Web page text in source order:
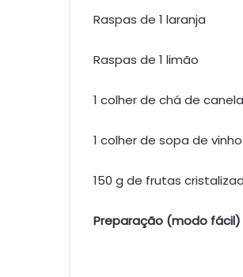
Raspas de 1 laranja
Raspas de 1 limão
1 colher de chá de canela
1 colher de sopa de
150 g de frutas
Preparação (modo fácil)